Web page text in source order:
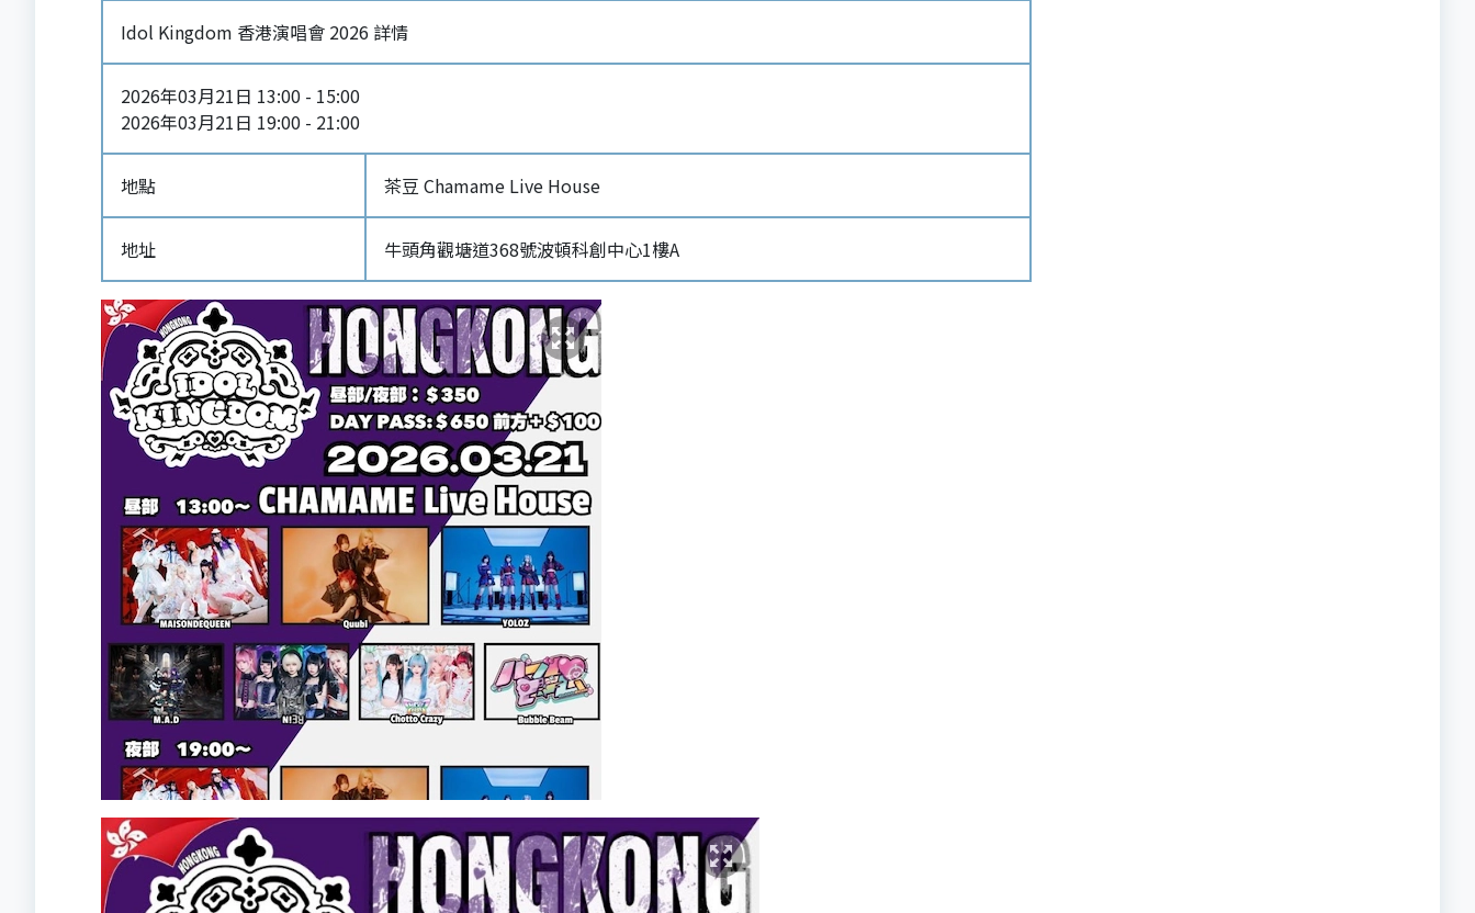
Idol Kingdom 香港演唱會 2026 詳情
2026年03月21日 13:00 - 15:00
2026年03月21日 19:00 - 21:00
地點 茶豆 Chamame Live House
地址 牛頭角觀塘道368號波頓科創中心1樓A